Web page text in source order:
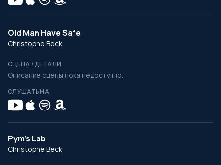
Old Man Have Safe
Christophe Beck
СЦЕНА / ДЕТАЛИ
Описание сцены пока недоступно.
СЛУШАТЬ НА
Pym's Lab
Christophe Beck